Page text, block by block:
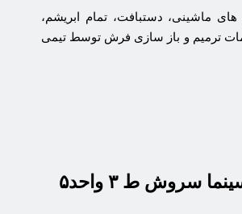
ماشینی، دستبافت، تمام ابریشم،
ترمیم و باز سازی فرش توسط تیمی
سروش ط ۳ واحد۵